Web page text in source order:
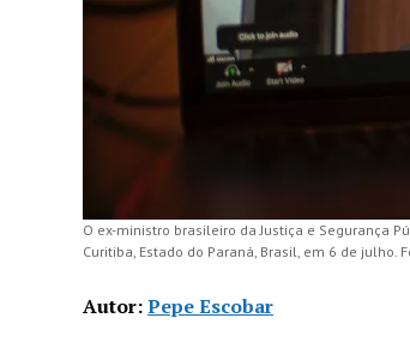
O ex-ministro brasileiro da Justiça e Segurança
Curitiba, Estado do Paraná, Brasil, em 6 de julho.
Autor:Pepe Escobar